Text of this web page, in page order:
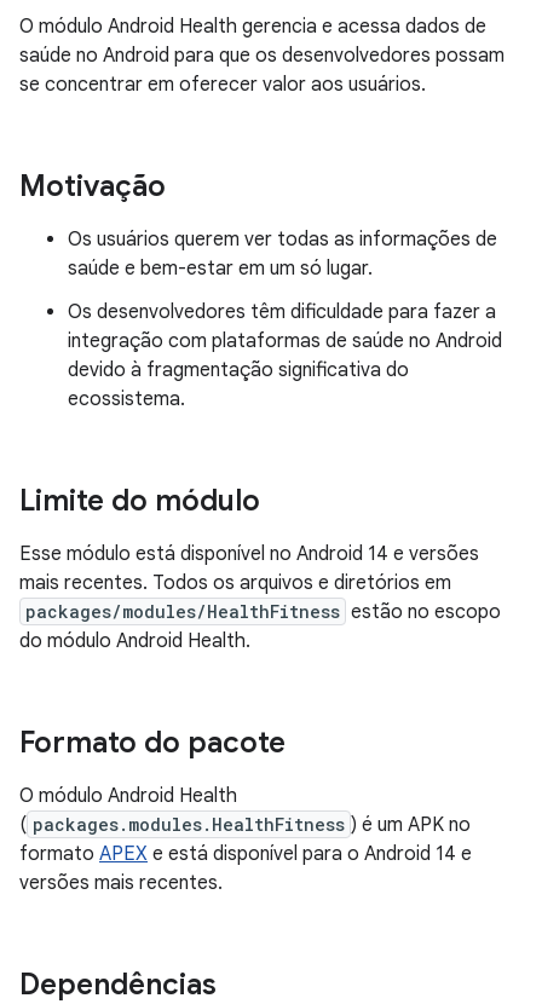
O módulo Android Health gerencia e acessa dados de
saúde no Android para que os desenvolvedores possam
se concentrar em oferecer valor aos usuários.
Motivação
Os usuários querem ver todas as informações de
saúde e bem-estar em um só lugar.
Os desenvolvedores têm dificuldade para fazer a
integração com plataformas de saúde no Android
devido à fragmentação significativa do
ecossistema.
Limite do módulo
Esse módulo está disponível no Android 14 e versões
mais recentes. Todos os arquivos e diretórios em
packages/modules/HealthFitness estão no escopo
do módulo Android Health.
Formato do pacote
O módulo Android Health
( packages.modules.HealthFitness ) é um APK no
formato APEX e está disponível para o Android 14 e
versões mais recentes.
Dependências